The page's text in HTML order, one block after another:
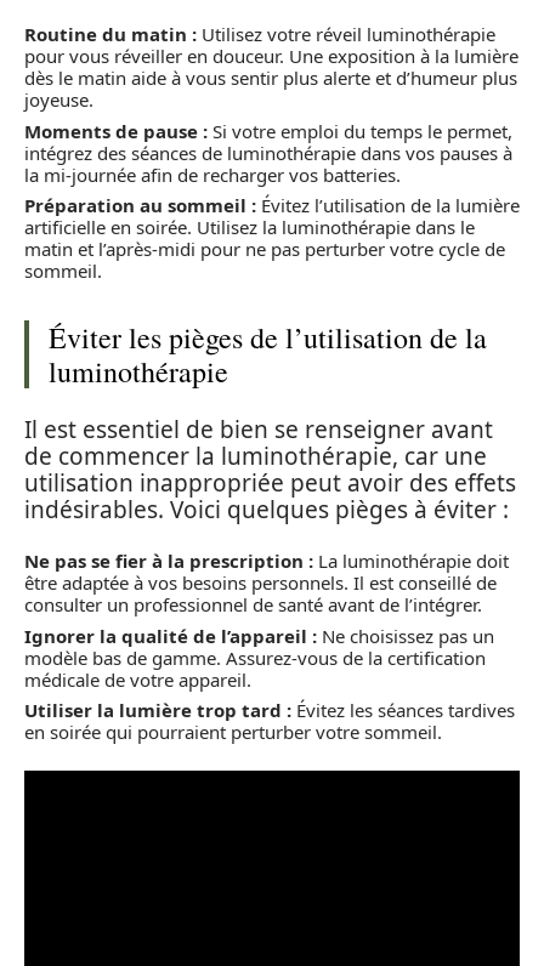
Routine du matin : Utilisez votre réveil luminothérapie
pour vous réveiller en douceur. Une exposition à la lumière
dès le matin aide à vous sentir plus alerte et d’humeur plus
joyeuse.
Moments de pause : Si votre emploi du temps le permet,
intégrez des séances de luminothérapie dans vos pauses à
la mi-journée afin de recharger vos batteries.
Préparation au sommeil : Évitez l’utilisation de la lumière
artificielle en soirée. Utilisez la luminothérapie dans le
matin et l’après-midi pour ne pas perturber votre cycle de
sommeil.
Éviter les pièges de l’utilisation de la
luminothérapie
Il est essentiel de bien se renseigner avant
de commencer la luminothérapie, car une
utilisation inappropriée peut avoir des effets
indésirables. Voici quelques pièges à éviter :
Ne pas se fier à la prescription : La luminothérapie doit
être adaptée à vos besoins personnels. Il est conseillé de
consulter un professionnel de santé avant de l’intégrer.
Ignorer la qualité de l’appareil : Ne choisissez pas un
modèle bas de gamme. Assurez-vous de la certification
médicale de votre appareil.
Utiliser la lumière trop tard : Évitez les séances tardives
en soirée qui pourraient perturber votre sommeil.